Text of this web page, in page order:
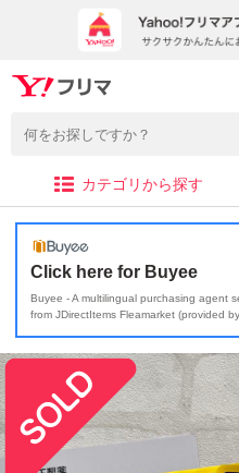
カテゴリから探す
Click here for Buyee
Buyee - A multilingual purchasing agent
from JDirectItems Fleamarket (provided